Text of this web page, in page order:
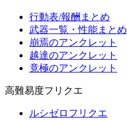
行動表/報酬まとめ
武器一覧・性能まとめ
崩焉のアンクレット
越達のアンクレット
竟極のアンクレット
高難易度フリクエ
ルシゼロフリクエ